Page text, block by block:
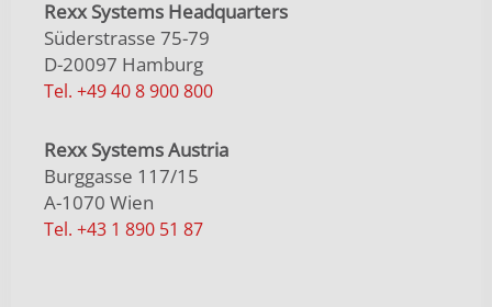
Rexx Systems Headquarters
Süderstrasse 75-79
D-20097 Hamburg
Tel. +49 40 8 900 800
Rexx Systems Austria
Burggasse 117/15
A-1070 Wien
Tel. +43 1 890 51 87